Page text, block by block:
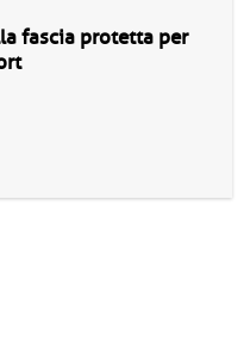
fascia protetta per